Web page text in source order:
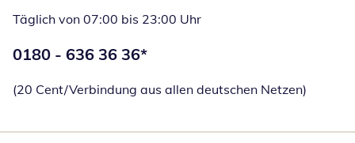
Täglich von 07:00 bis 23:00 Uhr
Telefonnummer:
0180 - 636 36 36*
(20 Cent/Verbindung aus allen deutschen Netzen)